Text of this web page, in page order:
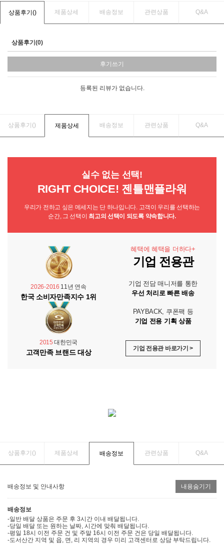
상품후기() 제품상세 배송정보 관련상품 Q&A
상품후기(0)
후기쓰기
등록된 리뷰가 없습니다.
상품후기() 제품상세 배송정보 관련상품 Q&A
실수 없는 선택!
RIGHT CHOICE! 젠틀맨플라워
우리가 전하고 싶은 메세지는 단 하나입니다. 고객이 우리를 선택하는
순간, 그 선택이 최고의 선택이 되도록 약속합니다.
2026-2016 11년 연속
한국 소비자만족지수 1위
2015 대한민국
고객만족 브랜드 대상
혜택에 혜택을 더하다+
기업 전용관
기업 전담 매니저를 통한
우선 처리로 빠른 배송
PAYBACK, 쿠폰팩 등
기업 전용 기획 상품
기업 전용관 바로가기 >
상품후기() 제품상세 배송정보 관련상품 Q&A
배송정보 및 안내사항 내용숨기기
배송정보
-일반 배달 상품은 주문 후 3시간 이내 배달됩니다.
-당일 배달 또는 원하는 날짜, 시간에 맞춰 배달됩니다.
-평일 18시 이전 주문 건 및 주말 16시 이전 주문 건은 당일 배달됩니다.
-도서산간 지역 및 읍, 면, 리 지역의 경우 미리 고객센터로 상담 부탁드립니다.